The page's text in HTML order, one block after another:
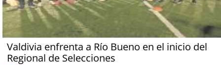
Valdivia enfrenta a Río Bueno en el inicio del
Regional de Selecciones